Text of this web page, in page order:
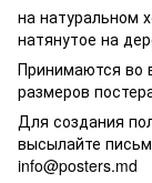
на натуральном
натянутое на
Принимаются во
размеров
Для создания
высылайте
info@posters.md